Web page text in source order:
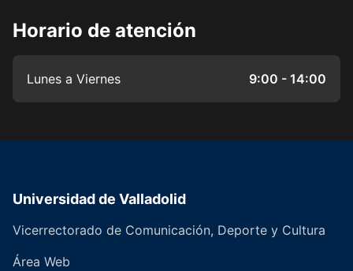
Horario de atención
Lunes a Viernes 9:00 - 14:00
Universidad de Valladolid
Vicerrectorado de Comunicación, Deporte y Cultura
Área Web